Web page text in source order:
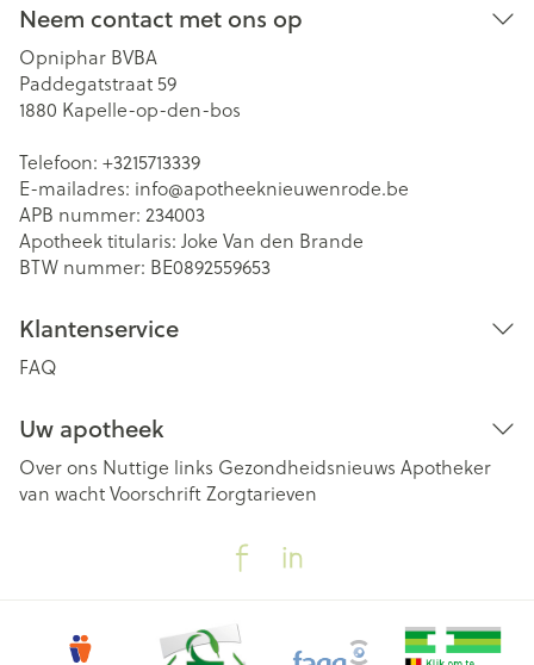
Neem contact met ons op
Opniphar BVBA
Paddegatstraat 59
1880 Kapelle-op-den-bos
Telefoon: +3215713339
E-mailadres: info@apotheeknieuwenrode.be
APB nummer: 234003
Apotheek titularis: Joke Van den Brande
BTW nummer: BE0892559653
Klantenservice
FAQ
Uw apotheek
Over ons Nuttige links Gezondheidsnieuws Apotheker
van wachtVoorschriftZorgtarieven